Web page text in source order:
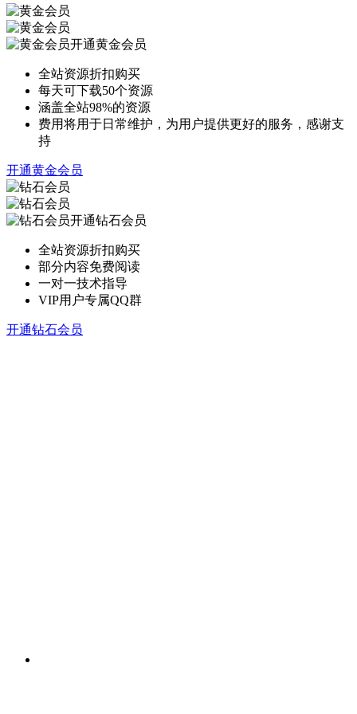
开通黄金会员
全站资源折扣购买
每天可下载50个资源
涵盖全站98%的资源
费用将用于日常维护，为用户提供更好的服务，感谢支
持
开通黄金会员
开通钻石会员
全站资源折扣购买
部分内容免费阅读
一对一技术指导
VIP用户专属QQ群
开通钻石会员